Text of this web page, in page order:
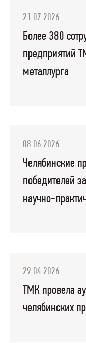
21.07.2026
Более 380
предприятий
металлурга
08.06.2026
Челябинские
победителей
научно-
29.04.2026
ТМК провела
челябинских